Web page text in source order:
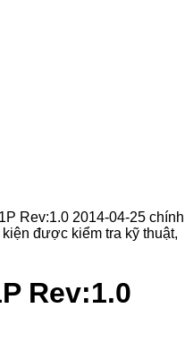
Rev:1.0 2014-04-25 chính
được kiểm tra kỹ thuật,
Rev:1.0